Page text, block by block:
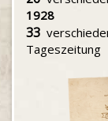
1928
33
Tageszeitung